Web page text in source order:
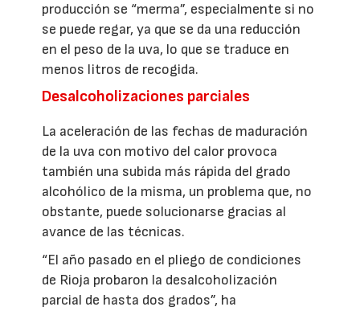
producción se “merma”, especialmente si no
se puede regar, ya que se da una reducción
en el peso de la uva, lo que se traduce en
menos litros de recogida.
Desalcoholizaciones parciales
La aceleración de las fechas de maduración
de la uva con motivo del calor provoca
también una subida más rápida del grado
alcohólico de la misma, un problema que, no
obstante, puede solucionarse gracias al
avance de las técnicas.
“El año pasado en el pliego de condiciones
de Rioja probaron la desalcoholización
parcial de hasta dos grados”, ha